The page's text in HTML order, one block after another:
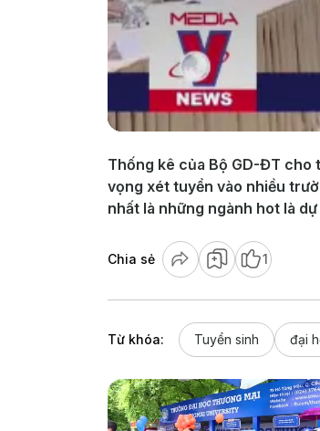
Thống kê của Bộ GD-ĐT cho
vọng xét tuyển vào nhiều
nhất là những ngành hot là
Chia sẻ 1
Từ khóa: Tuyển sinh đại